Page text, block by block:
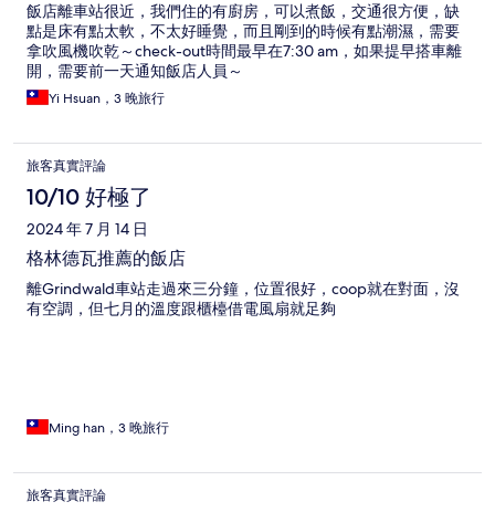
飯店離車站很近，我們住的有廚房，可以煮飯，交通很方便，缺
點是床有點太軟，不太好睡覺，而且剛到的時候有點潮濕，需要
拿吹風機吹乾～check-out時間最早在7:30 am，如果提早搭車離
開，需要前一天通知飯店人員～
Yi Hsuan，3 晚旅行
旅客真實評論
10/10 好極了
2024 年 7 月 14 日
格林德瓦推薦的飯店
離Grindwald車站走過來三分鐘，位置很好，coop就在對面，沒
有空調，但七月的溫度跟櫃檯借電風扇就足夠
Ming han，3 晚旅行
旅客真實評論